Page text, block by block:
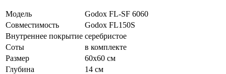
Модель
Godox FL-SF 6060
Совместимость
Godox FL150S
Внутреннее покрытие серебристое
Соты
в комплекте
Размер
60х60 см
Глубина
14 см